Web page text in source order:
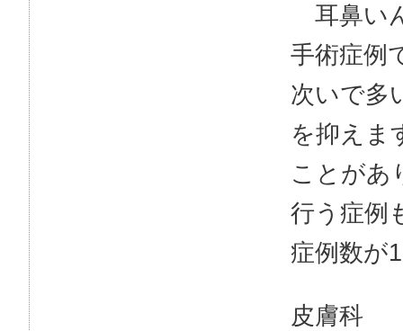
耳鼻い
手術症例
次いで多
を抑えま
ことがあ
行う症例
症例数が
皮膚科